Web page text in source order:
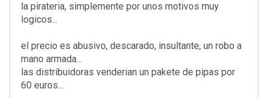
la pirateria, simplemente por unos motivos muy
logicos...
el precio es abusivo, descarado, insultante, un robo a
mano armada...
las distribuidoras venderian un pakete de pipas por
60 euros...